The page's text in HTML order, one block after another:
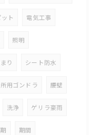
ト 電気工事
照明
り シート防水
用ゴンドラ 腰壁
洗浄 ゲリラ豪雨
期間